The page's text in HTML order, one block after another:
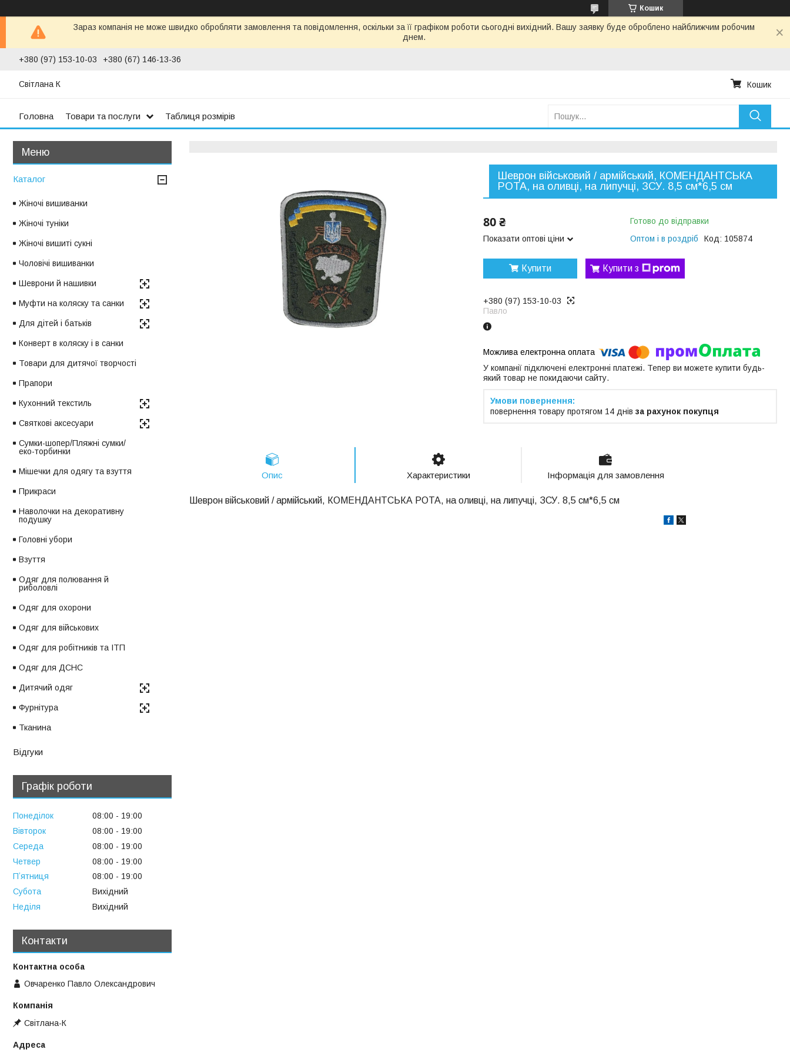
Кошик
Зараз компанія не може швидко обробляти замовлення та повідомлення, оскільки за її графіком роботи сьогодні вихідний. Вашу заявку буде оброблено найближчим робочим
днем.
+380 (97) 153-10-03 +380 (67) 146-13-36
Світлана К Кошик
Головна Товари та послуги Таблиця розмірів
Шеврон військовий / армійський, КОМЕНДАНТСЬКА
РОТА, на оливці, на липучці, ЗСУ. 8,5 см*6,5 см
80 ₴
Показати оптові ціни
Готово до відправки
Оптом і в роздріб
Код: 105874
Купити Купити з
+380 (97) 153-10-03
Павло
У компанії підключені електронні платежі. Тепер ви можете купити будь-
який товар не покидаючи сайту.
повернення товару протягом 14 днів за рахунок покупця
Опис Характеристики Інформація для замовлення
Шеврон військовий / армійський, КОМЕНДАНТСЬКА РОТА, на оливці, на липучці, ЗСУ. 8,5 см*6,5 см
Каталог
Жіночі вишиванки
Жіночі туніки
Жіночі вишиті сукні
Чоловічі вишиванки
Шеврони й нашивки
Муфти на коляску та санки
Для дітей і батьків
Конверт в коляску і в санки
Товари для дитячої творчості
Прапори
Кухонний текстиль
Святкові аксесуари
Сумки-шопер/Пляжні сумки/
еко-торбинки
Мішечки для одягу та взуття
Прикраси
Наволочки на декоративну
подушку
Головні убори
Взуття
Одяг для полювання й
риболовлі
Одяг для охорони
Одяг для військових
Одяг для робітників та ІТП
Одяг для ДСНС
Дитячий одяг
Фурнітура
Тканина
Відгуки
Графік роботи
Понеділок 08:00
19:00
Вівторок
08:00
19:00
Середа
08:00
19:00
Четвер
08:00
19:00
Пʼятниця
08:00
19:00
Субота
Вихідний
Неділя
Вихідний
Контакти
Овчаренко Павло Олександрович
Свiтлана-К